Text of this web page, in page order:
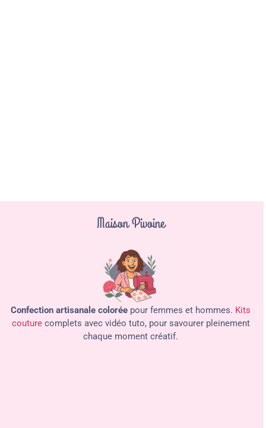
Maison Pivoine
Confection artisanale colorée pour femmes et hommes. Kits
couturecomplets avec vidéo tuto, pour savourer pleinement
chaque moment créatif.